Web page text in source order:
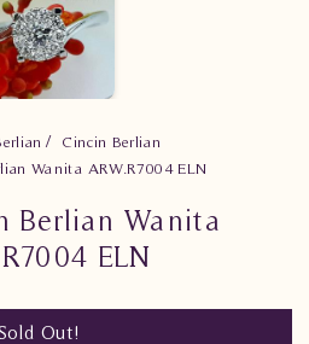
Cincin Berlian
Wanita ARW.R7004 ELN
Berlian Wanita
ELN
Out!